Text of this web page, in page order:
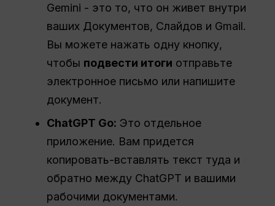
Gemini - это то, что он живет внутри
ваших Документов, Слайдов и Gmail.
Вы можете нажать одну кнопку,
чтобы подвести итоги отправьте
электронное письмо или напишите
документ.
ChatGPT Go: Это отдельное
приложение. Вам придется
копировать-вставлять текст туда и
обратно между ChatGPT и вашими
рабочими документами.